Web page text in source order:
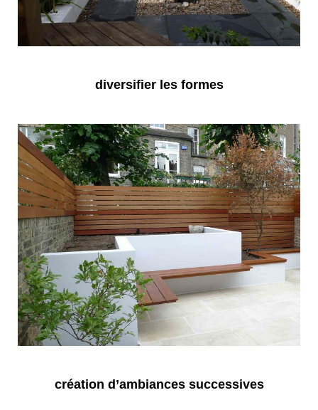
diversifier les formes
création d’ambiances successives